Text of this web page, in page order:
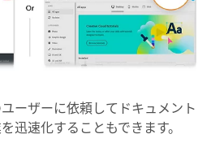
ーザーに依頼してドキュメント
迅速化することもできます。